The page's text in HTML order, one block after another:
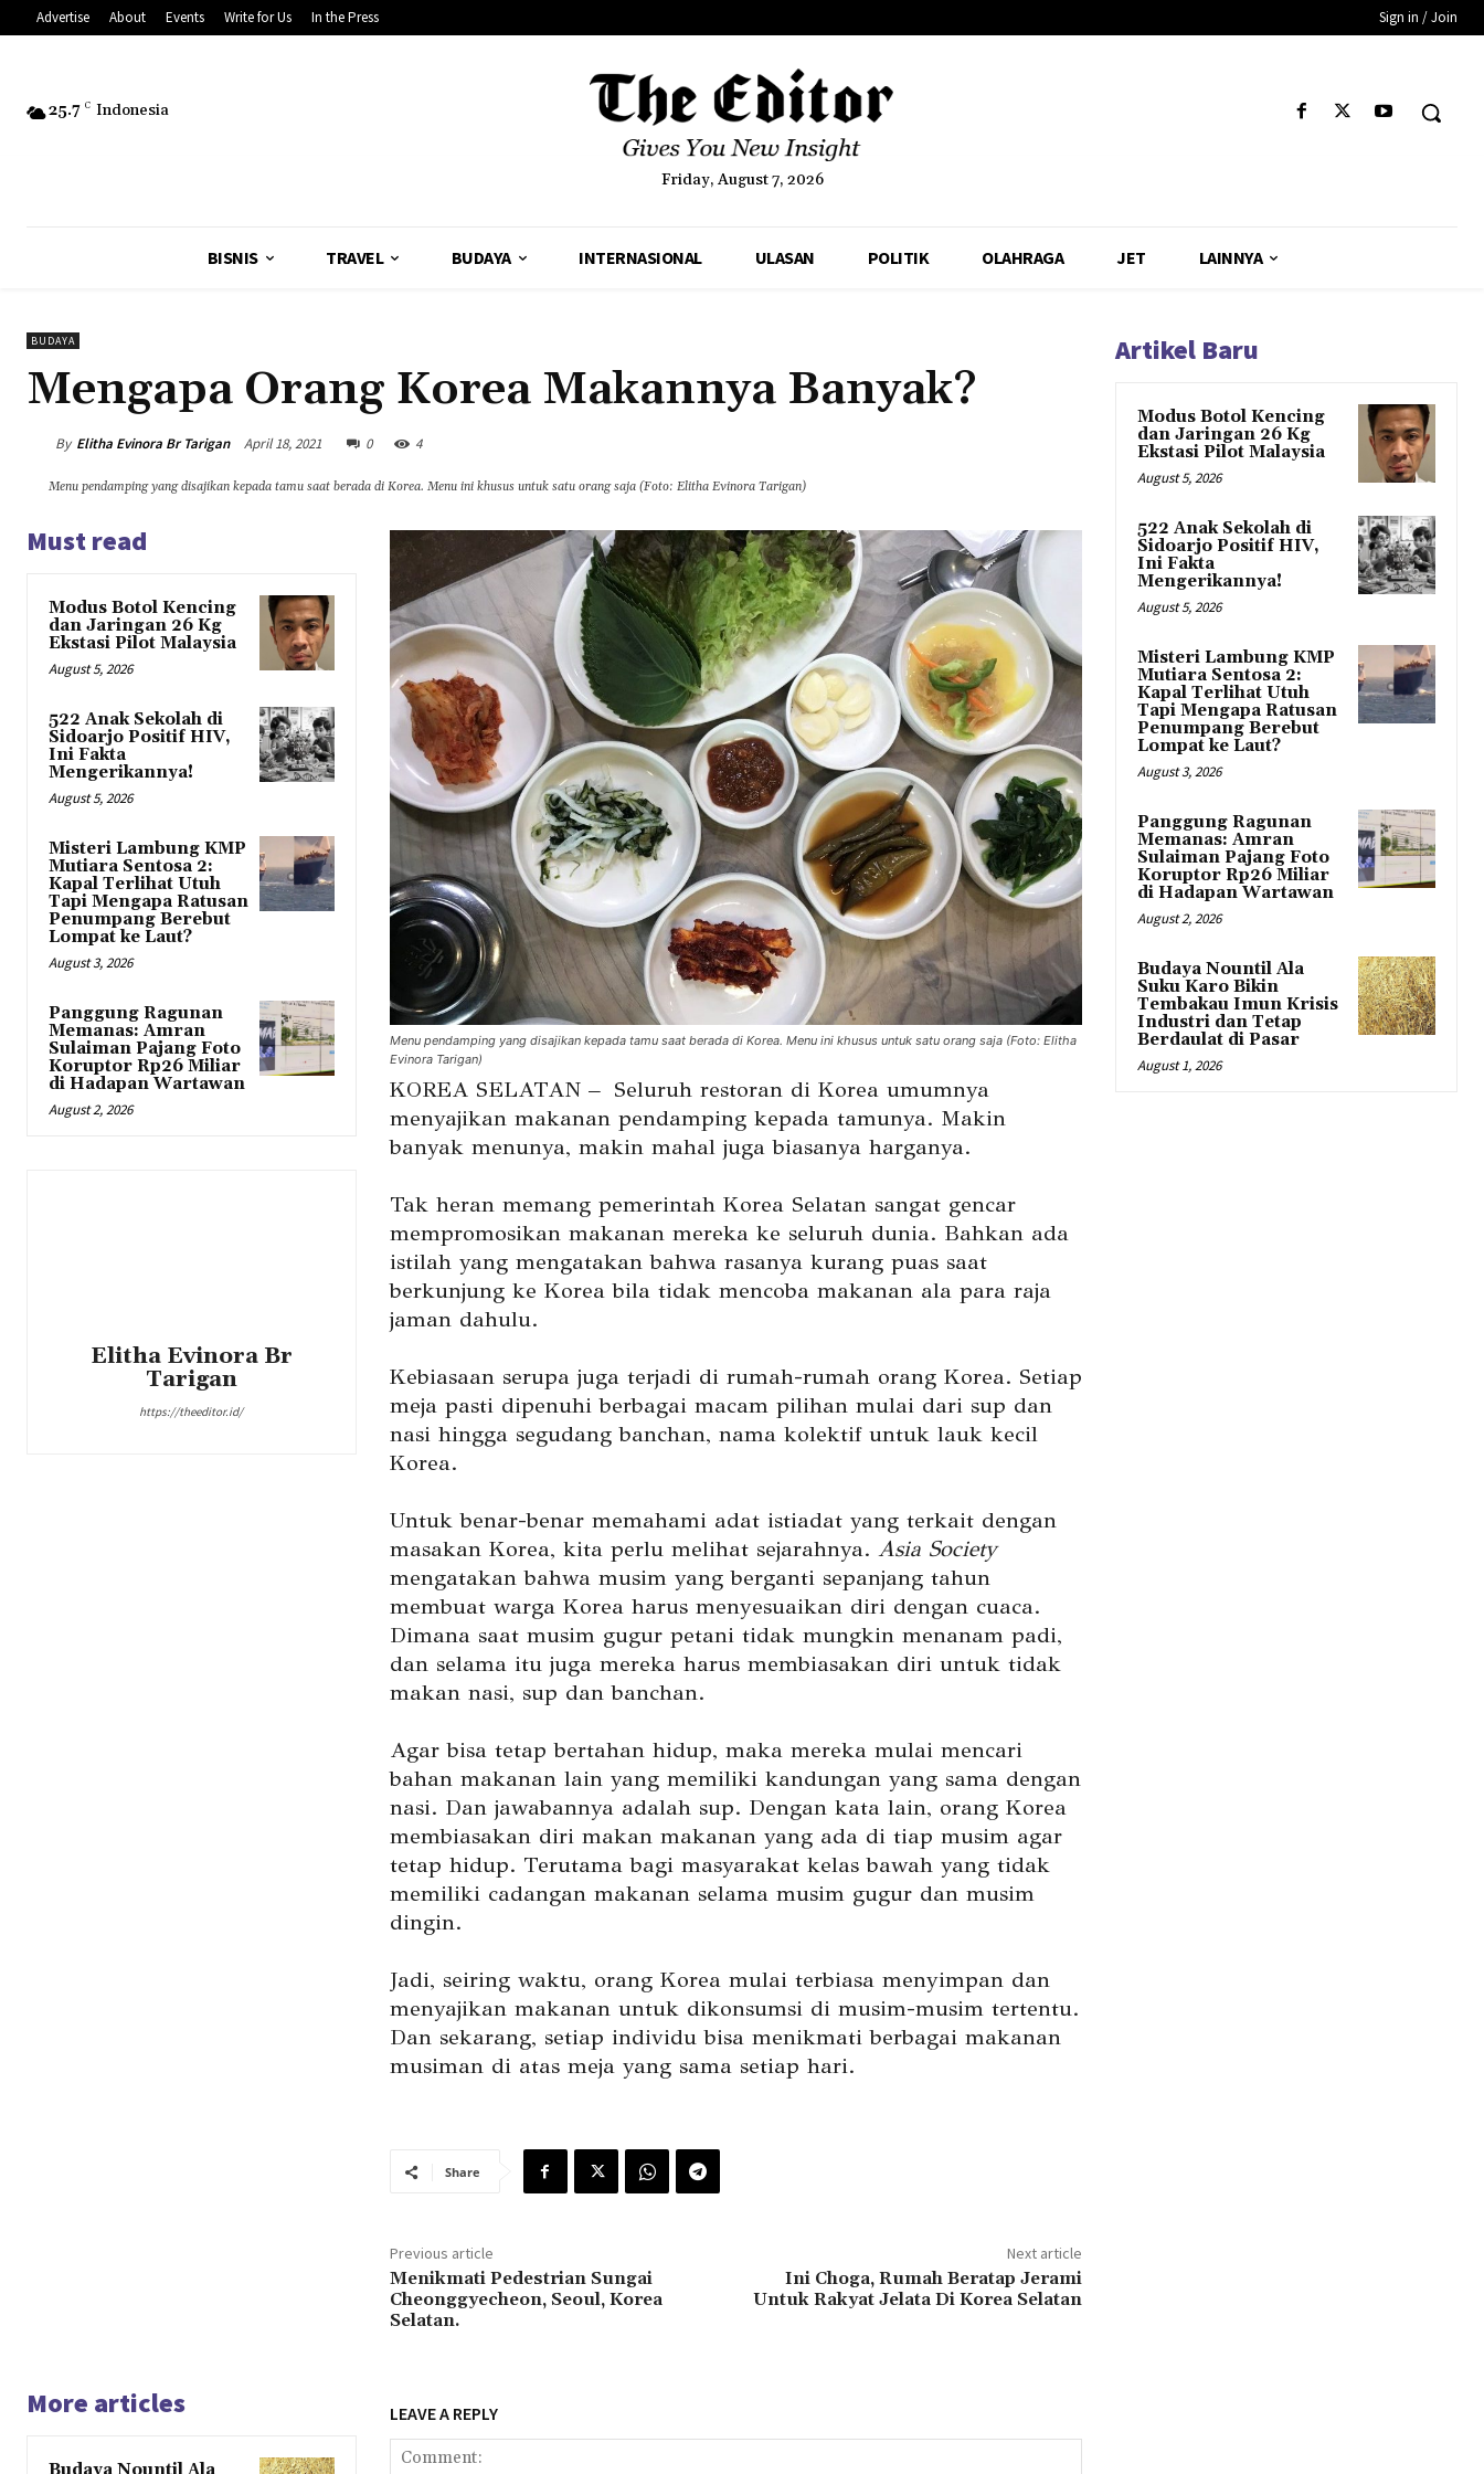
Advertise About Events Write for Us In the Press Sign in / Join
25.7 C Indonesia
Friday, August 7, 2026
BISNIS TRAVEL BUDAYA INTERNASIONAL ULASAN POLITIK OLAHRAGA JET LAINNYA
BUDAYA
Mengapa Orang Korea Makannya Banyak?
By Elitha Evinora Br Tarigan April 18, 2021 0 4
Menu pendamping yang disajikan kepada tamu saat berada di Korea. Menu ini khusus untuk satu orang saja (Foto: Elitha Evinora Tarigan)
Must read
Modus Botol Kencing
dan Jaringan 26 Kg
Ekstasi Pilot Malaysia
August 5, 2026
522 Anak Sekolah di
Sidoarjo Positif HIV,
Ini Fakta
Mengerikannya!
August 5, 2026
Misteri Lambung KMP
Mutiara Sentosa 2:
Kapal Terlihat Utuh
Tapi Mengapa Ratusan
Penumpang Berebut
Lompat ke Laut?
August 3, 2026
Panggung Ragunan
Memanas: Amran
Sulaiman Pajang Foto
Koruptor Rp26 Miliar
di Hadapan Wartawan
August 2, 2026
Elitha Evinora Br
Tarigan
https://theeditor.id/
Menu pendamping yang disajikan kepada tamu saat berada di Korea. Menu ini khusus untuk satu orang saja (Foto: Elitha
Evinora Tarigan)
KOREA SELATAN – Seluruh restoran di Korea umumnya
menyajikan makanan pendamping kepada tamunya. Makin
banyak menunya, makin mahal juga biasanya harganya.
Tak heran memang pemerintah Korea Selatan sangat gencar
mempromosikan makanan mereka ke seluruh dunia. Bahkan ada
istilah yang mengatakan bahwa rasanya kurang puas saat
berkunjung ke Korea bila tidak mencoba makanan ala para raja
jaman dahulu.
Kebiasaan serupa juga terjadi di rumah-rumah orang Korea. Setiap
meja pasti dipenuhi berbagai macam pilihan mulai dari sup dan
nasi hingga segudang banchan, nama kolektif untuk lauk kecil
Korea.
Untuk benar-benar memahami adat istiadat yang terkait dengan
masakan Korea, kita perlu melihat sejarahnya. Asia Society
mengatakan bahwa musim yang berganti sepanjang tahun
membuat warga Korea harus menyesuaikan diri dengan cuaca.
Dimana saat musim gugur petani tidak mungkin menanam padi,
dan selama itu juga mereka harus membiasakan diri untuk tidak
makan nasi, sup dan banchan.
Agar bisa tetap bertahan hidup, maka mereka mulai mencari
bahan makanan lain yang memiliki kandungan yang sama dengan
nasi. Dan jawabannya adalah sup. Dengan kata lain, orang Korea
membiasakan diri makan makanan yang ada di tiap musim agar
tetap hidup. Terutama bagi masyarakat kelas bawah yang tidak
memiliki cadangan makanan selama musim gugur dan musim
dingin.
Jadi, seiring waktu, orang Korea mulai terbiasa menyimpan dan
menyajikan makanan untuk dikonsumsi di musim-musim tertentu.
Dan sekarang, setiap individu bisa menikmati berbagai makanan
musiman di atas meja yang sama setiap hari.
Share
Previous article
Menikmati Pedestrian Sungai
Cheonggyecheon, Seoul, Korea
Selatan.
Next article
Ini Choga, Rumah Beratap Jerami
Untuk Rakyat Jelata Di Korea Selatan
More articles LEAVE A REPLY
Artikel Baru
Modus Botol Kencing
dan Jaringan 26 Kg
Ekstasi Pilot Malaysia
August 5, 2026
522 Anak Sekolah di
Sidoarjo Positif HIV,
Ini Fakta
Mengerikannya!
August 5, 2026
Misteri Lambung KMP
Mutiara Sentosa 2:
Kapal Terlihat Utuh
Tapi Mengapa Ratusan
Penumpang Berebut
Lompat ke Laut?
August 3, 2026
Panggung Ragunan
Memanas: Amran
Sulaiman Pajang Foto
Koruptor Rp26 Miliar
di Hadapan Wartawan
August 2, 2026
Budaya Nountil Ala
Suku Karo Bikin
Tembakau Imun Krisis
Industri dan Tetap
Berdaulat di Pasar
August 1, 2026